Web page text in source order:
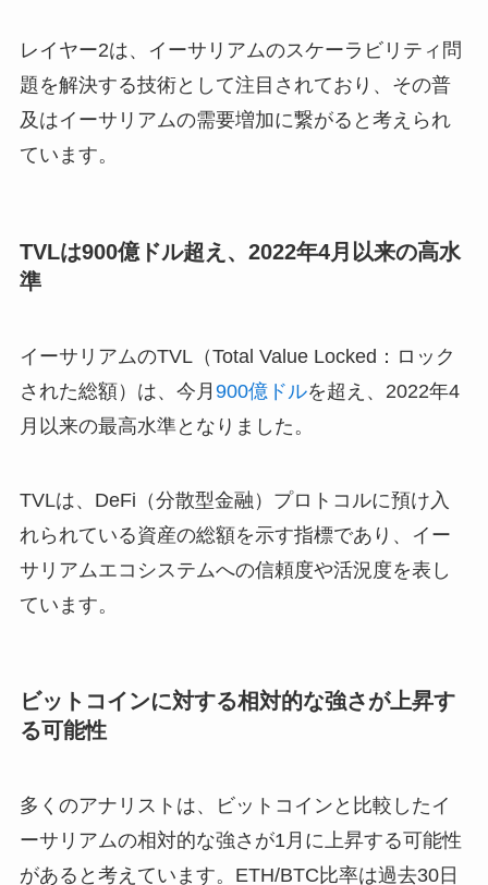
レイヤー2は、イーサリアムのスケーラビリティ問
題を解決する技術として注目されており、その普
及はイーサリアムの需要増加に繋がると考えられ
ています。
TVLは900億ドル超え、2022年4月以来の高水
準
イーサリアムのTVL（Total Value Locked：ロック
された総額）は、今月 900億ドルを超え、2022年4
月以来の最高水準となりました。
TVLは、DeFi（分散型金融）プロトコルに預け入
れられている資産の総額を示す指標であり、イー
サリアムエコシステムへの信頼度や活況度を表し
ています。
ビットコインに対する相対的な強さが上昇す
る可能性
多くのアナリストは、ビットコインと比較したイ
ーサリアムの相対的な強さが1月に上昇する可能性
があると考えています。ETH/BTC比率は過去30日